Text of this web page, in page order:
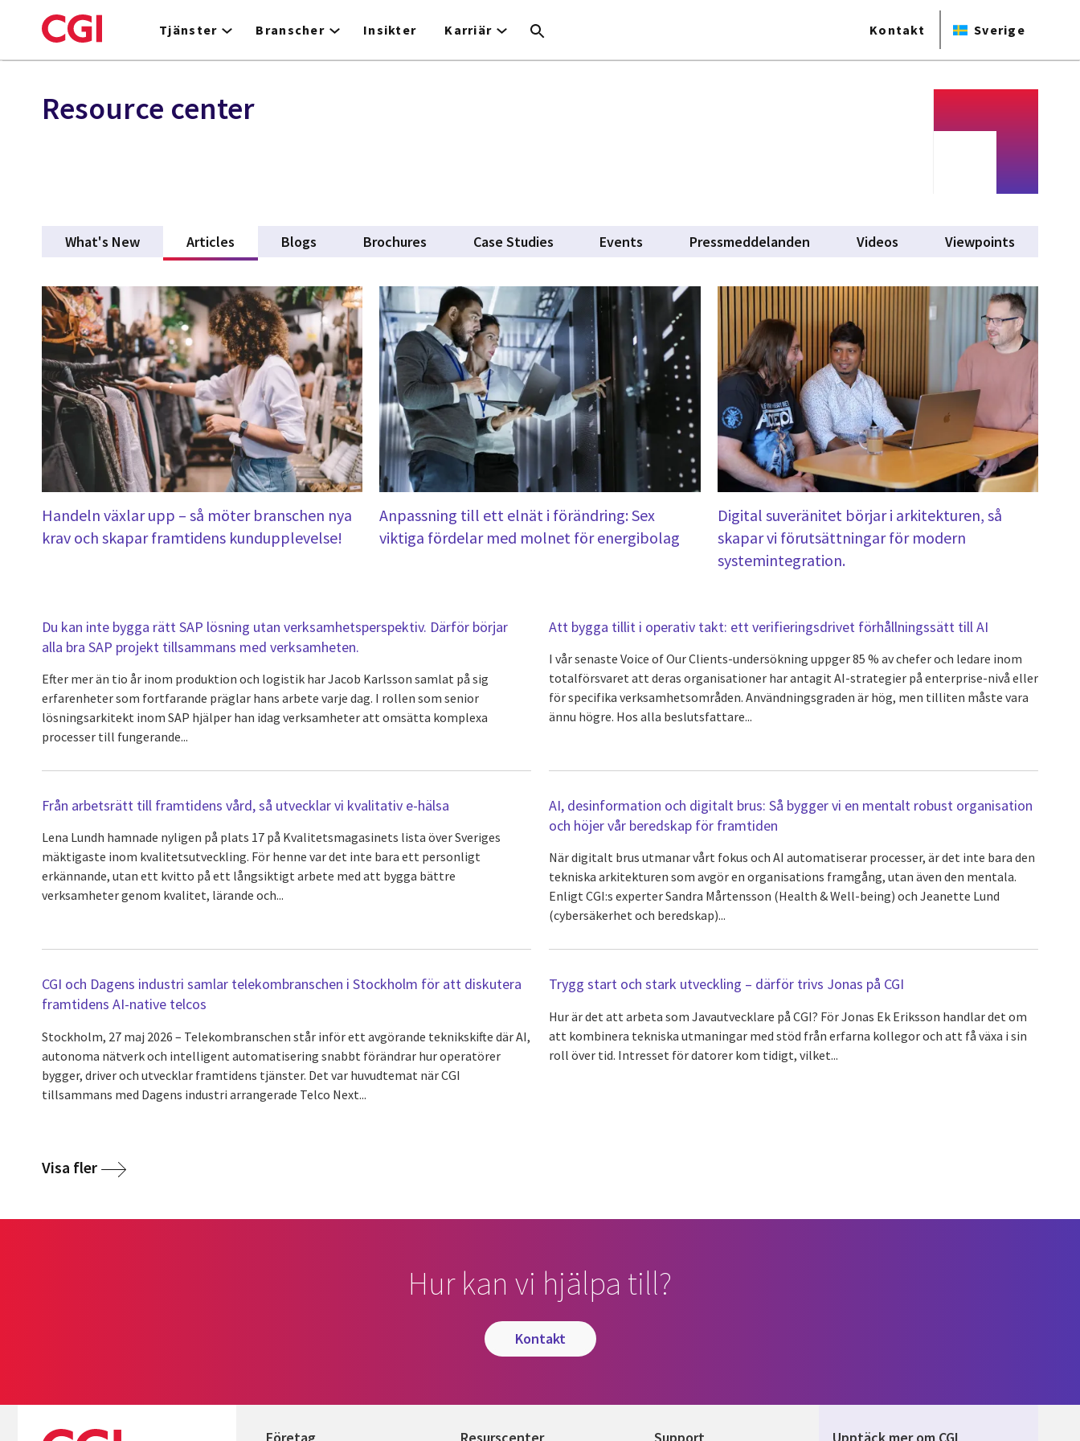
to
Tjänster Branscher Insikter Karriär Kontakt Sverige
Resource center
What's New Articles (active tab)
Blogs Brochures Case Studies Events Pressmeddelanden Videos Viewpoints
Handeln växlar upp – så möter branschen nya
krav och skapar framtidens kundupplevelse!
Anpassning till ett elnät i förändring: Sex
viktiga fördelar med molnet för energibolag
Digital suveränitet börjar i arkitekturen, så
skapar vi förutsättningar för modern
systemintegration.
Du kan inte bygga rätt SAP lösning utan verksamhetsperspektiv. Därför börjar
alla bra SAP projekt tillsammans med verksamheten.
Efter mer än tio år inom produktion och logistik har Jacob Karlsson samlat på sig
erfarenheter som fortfarande präglar hans arbete varje dag. I rollen som senior
lösningsarkitekt inom SAP hjälper han idag verksamheter att omsätta komplexa
processer till fungerande...
Att bygga tillit i operativ takt: ett verifieringsdrivet förhållningssätt till AI
I vår senaste Voice of Our Clients-undersökning uppger 85 % av chefer och ledare inom
totalförsvaret att deras organisationer har antagit AI-strategier på enterprise-nivå eller
för specifika verksamhetsområden. Användningsgraden är hög, men tilliten måste vara
ännu högre. Hos alla beslutsfattare...
Från arbetsrätt till framtidens vård, så utvecklar vi kvalitativ e-hälsa
Lena Lundh hamnade nyligen på plats 17 på Kvalitetsmagasinets lista över Sveriges
mäktigaste inom kvalitetsutveckling. För henne var det inte bara ett personligt
erkännande, utan ett kvitto på ett långsiktigt arbete med att bygga bättre
verksamheter genom kvalitet, lärande och...
AI, desinformation och digitalt brus: Så bygger vi en mentalt robust organisation
och höjer vår beredskap för framtiden
När digitalt brus utmanar vårt fokus och AI automatiserar processer, är det inte bara den
tekniska arkitekturen som avgör en organisations framgång, utan även den mentala.
Enligt CGI:s experter Sandra Mårtensson (Health & Well-being) och Jeanette Lund
(cybersäkerhet och beredskap)...
CGI och Dagens industri samlar telekombranschen i Stockholm för att diskutera
framtidens AI-native telcos
Stockholm, 27 maj 2026 – Telekombranschen står inför ett avgörande teknikskifte där AI,
autonoma nätverk och intelligent automatisering snabbt förändrar hur operatörer
bygger, driver och utvecklar framtidens tjänster. Det var huvudtemat när CGI
tillsammans med Dagens industri arrangerade Telco Next...
Trygg start och stark utveckling – därför trivs Jonas på CGI
Hur är det att arbeta som Javautvecklare på CGI? För Jonas Ek Eriksson handlar det om
att kombinera tekniska utmaningar med stöd från erfarna kollegor och att få växa i sin
roll över tid. Intresset för datorer kom tidigt, vilket...
Visa fler
Hur kan vi hjälpa till?
kontakt
Företag Resurscenter Support Upptäck mer om CGI